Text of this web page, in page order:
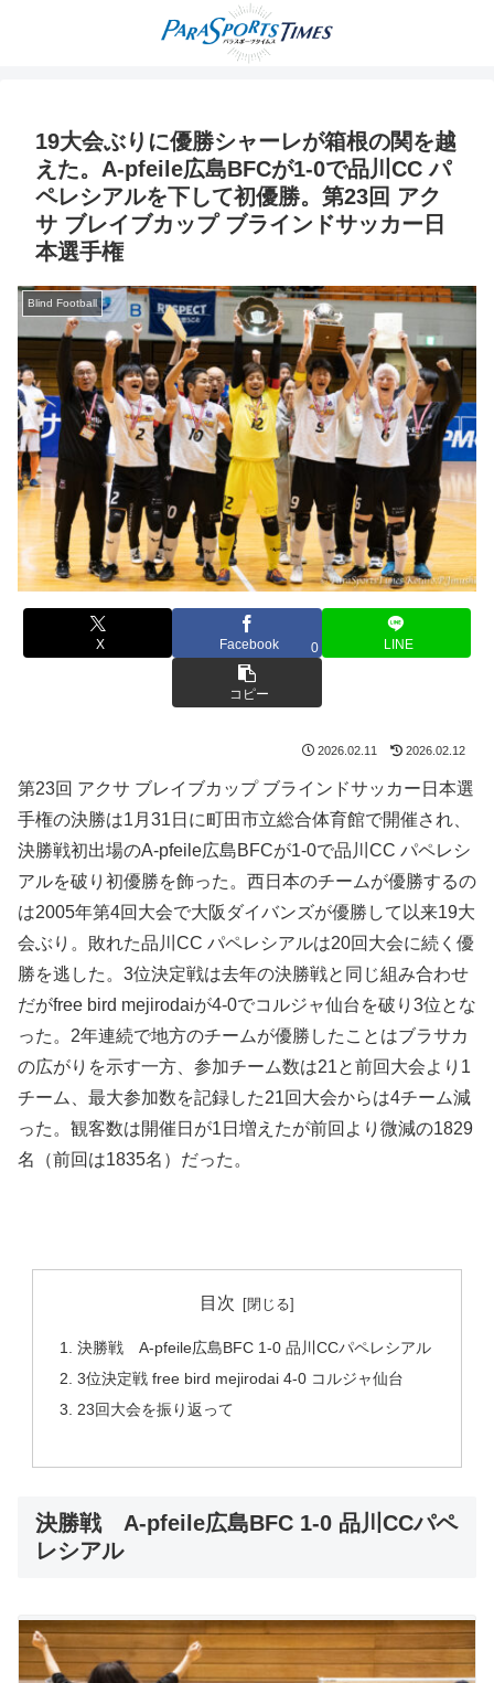
19大会ぶりに優勝シャーレが箱根の関を越
えた。A-pfeile広島BFCが1-0で品川CC パ
ペレシアルを下して初優勝。第23回 アク
サ ブレイブカップ ブラインドサッカー日
本選手権
Blind Football
X Facebook 0 LINE
コピー
2026.02.11 2026.02.12
第23回 アクサ ブレイブカップ ブラインドサッカー日本選
手権の決勝は1月31日に町田市立総合体育館で開催され、
決勝戦初出場のA-pfeile広島BFCが1-0で品川CC パペレシ
アルを破り初優勝を飾った。西日本のチームが優勝するの
は2005年第4回大会で大阪ダイバンズが優勝して以来19大
会ぶり。敗れた品川CC パペレシアルは20回大会に続く優
勝を逃した。3位決定戦は去年の決勝戦と同じ組み合わせ
だがfree bird mejirodaiが4-0でコルジャ仙台を破り3位とな
った。2年連続で地方のチームが優勝したことはブラサカ
の広がりを示す一方、参加チーム数は21と前回大会より1
チーム、最大参加数を記録した21回大会からは4チーム減
った。観客数は開催日が1日増えたが前回より微減の1829
名（前回は1835名）だった。
目次
決勝戦 A-pfeile広島BFC 1-0 品川CCパペレシアル
3位決定戦 free bird mejirodai 4-0 コルジャ仙台
23回大会を振り返って
決勝戦 A-pfeile広島BFC 1-0 品川CCパペ
レシアル